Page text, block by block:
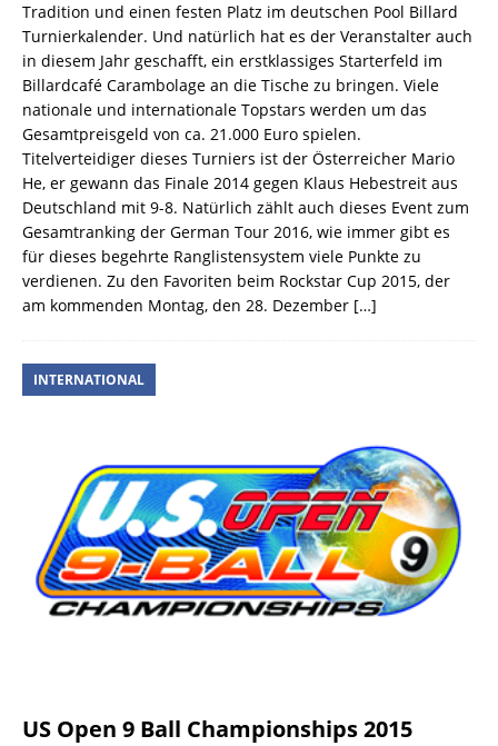
Tradition und einen festen Platz im deutschen Pool Billard
Turnierkalender. Und natürlich hat es der Veranstalter auch
in diesem Jahr geschafft, ein erstklassiges Starterfeld im
Billardcafé Carambolage an die Tische zu bringen. Viele
nationale und internationale Topstars werden um das
Gesamtpreisgeld von ca. 21.000 Euro spielen.
Titelverteidiger dieses Turniers ist der Österreicher Mario
He, er gewann das Finale 2014 gegen Klaus Hebestreit aus
Deutschland mit 9-8. Natürlich zählt auch dieses Event zum
Gesamtranking der German Tour 2016, wie immer gibt es
für dieses begehrte Ranglistensystem viele Punkte zu
verdienen. Zu den Favoriten beim Rockstar Cup 2015, der
am kommenden Montag, den 28. Dezember […]
INTERNATIONAL
US Open 9 Ball Championships 2015